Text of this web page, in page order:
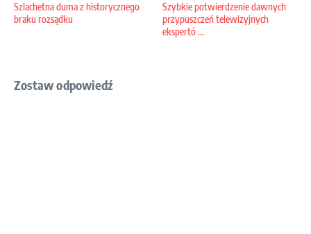
Szlachetna duma z historycznego
braku rozsądku
Szybkie potwierdzenie dawnych
przypuszczeń telewizyjnych
ekspertó ...
Zostaw odpowiedź